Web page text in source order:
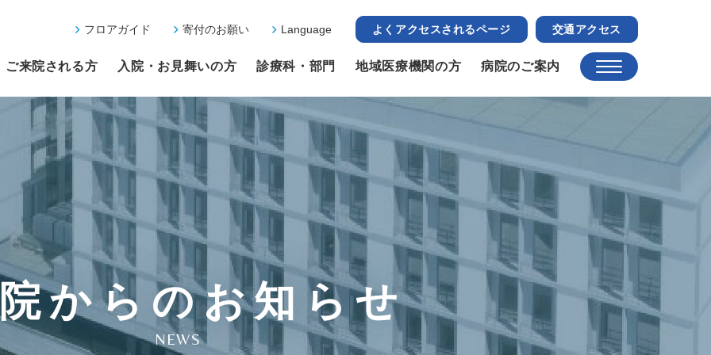
フロアガイド 寄付のお願い Language よくアクセスされるページ 交通アクセス
ご来院される方 入院・お見舞いの方 診療科・部門 地域医療機関の方 病院のご案内
からのお知らせ
NEWS